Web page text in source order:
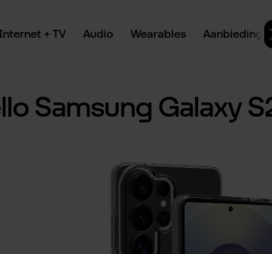
+ TV Audio Wearables
Samsung Galaxy